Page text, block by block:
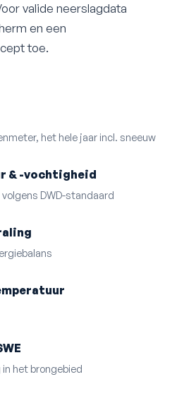
valide neerslagdata
en een
toe.
het hele jaar incl. sneeuw
& -vochtigheid
DWD-standaard
het brongebied